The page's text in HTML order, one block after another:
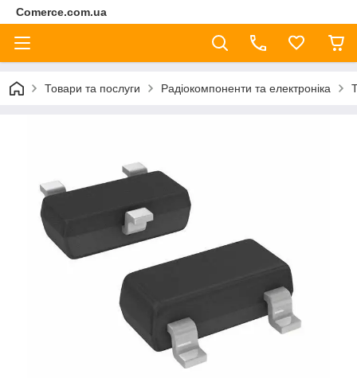
Comerce.com.ua
Товари та послуги Радіокомпоненти та електроніка